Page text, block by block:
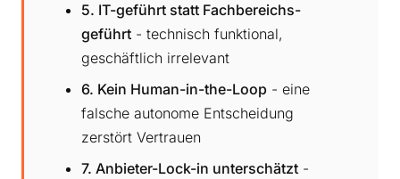
5. IT-geführt statt Fachbereichs-
geführt - technisch funktional,
geschäftlich irrelevant
6. Kein Human-in-the-Loop - eine
falsche autonome Entscheidung
zerstört Vertrauen
7. Anbieter-Lock-in unterschätzt -